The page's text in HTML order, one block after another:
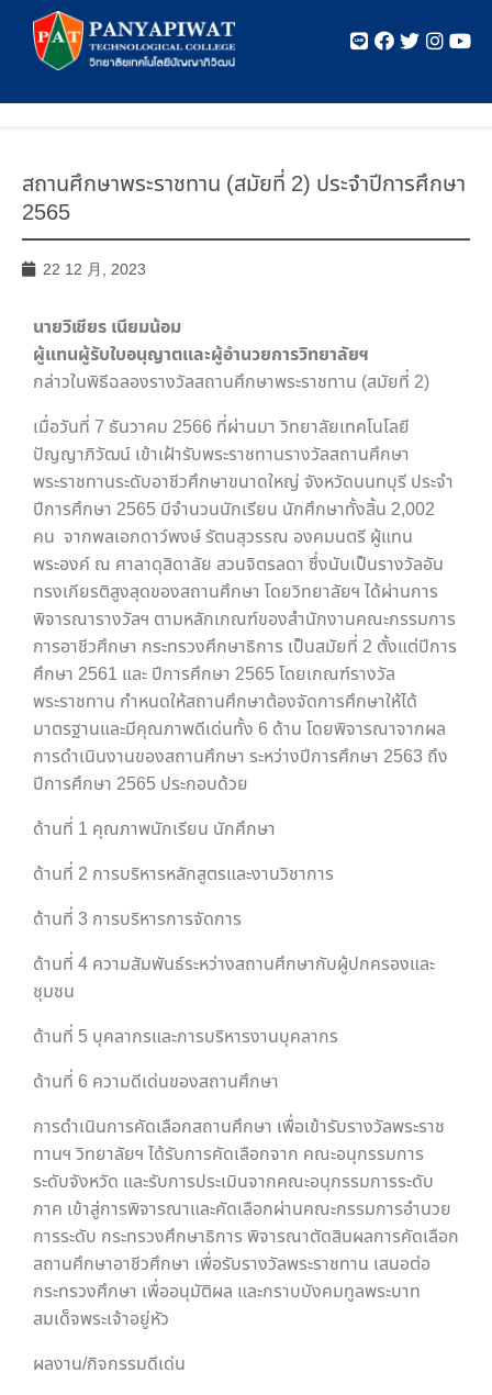
สถานศึกษาพระราชทาน (สมัยที่ 2) ประจำปีการศึกษา
2565
22 12 月, 2023
นายวิเชียร เนียมน้อม
ผู้แทนผู้รับใบอนุญาตและผู้อำนวยการวิทยาลัยฯ
กล่าวในพิธีฉลองรางวัลสถานศึกษาพระราชทาน (สมัยที่ 2)
เมื่อวันที่ 7 ธันวาคม 2566 ที่ผ่านมา วิทยาลัยเทคโนโลยี
ปัญญาภิวัฒน์ เข้าเฝ้ารับพระราชทานรางวัลสถานศึกษา
พระราชทานระดับอาชีวศึกษาขนาดใหญ่ จังหวัดนนทบุรี ประจำ
ปีการศึกษา 2565 มีจำนวนนักเรียน นักศึกษาทั้งสิ้น 2,002
คน จากพลเอกดาว์พงษ์ รัตนสุวรรณ องคมนตรี ผู้แทน
พระองค์ ณ ศาลาดุสิดาลัย สวนจิตรลดา ซึ่งนับเป็นรางวัลอัน
ทรงเกียรติสูงสุดของสถานศึกษา โดยวิทยาลัยฯ ได้ผ่านการ
พิจารณารางวัลฯ ตามหลักเกณฑ์ของสำนักงานคณะกรรมการ
การอาชีวศึกษา กระทรวงศึกษาธิการ เป็นสมัยที่ 2 ตั้งแต่ปีการ
ศึกษา 2561 และ ปีการศึกษา 2565 โดยเกณฑ์รางวัล
พระราชทาน กำหนดให้สถานศึกษาต้องจัดการศึกษาให้ได้
มาตรฐานและมีคุณภาพดีเด่นทั้ง 6 ด้าน โดยพิจารณาจากผล
การดำเนินงานของสถานศึกษา ระหว่างปีการศึกษา 2563 ถึง
ปีการศึกษา 2565 ประกอบด้วย
ด้านที่ 1 คุณภาพนักเรียน นักศึกษา
ด้านที่ 2 การบริหารหลักสูตรและงานวิชาการ
ด้านที่ 3 การบริหารการจัดการ
ด้านที่ 4 ความสัมพันธ์ระหว่างสถานศึกษากับผู้ปกครองและ
ชุมชน
ด้านที่ 5 บุคลากรและการบริหารงานบุคลากร
ด้านที่ 6 ความดีเด่นของสถานศึกษา
การดำเนินการคัดเลือกสถานศึกษา เพื่อเข้ารับรางวัลพระราช
ทานฯ วิทยาลัยฯ ได้รับการคัดเลือกจาก คณะอนุกรรมการ
ระดับจังหวัด และรับการประเมินจากคณะอนุกรรมการระดับ
ภาค เข้าสู่การพิจารณาและคัดเลือกผ่านคณะกรรมการอำนวย
การระดับ กระทรวงศึกษาธิการ พิจารณาตัดสินผลการคัดเลือก
สถานศึกษาอาชีวศึกษา เพื่อรับรางวัลพระราชทาน เสนอต่อ
กระทรวงศึกษา เพื่ออนุมัติผล และกราบบังคมทูลพระบาท
สมเด็จพระเจ้าอยู่หัว
ผลงาน/กิจกรรมดีเด่น